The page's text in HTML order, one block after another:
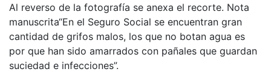
Al reverso de la fotografía se anexa el recorte. Nota
manuscrita“En el Seguro Social se encuentran gran
cantidad de grifos malos, los que no botan agua es
por que han sido amarrados con pañales que guardan
suciedad e infecciones”.